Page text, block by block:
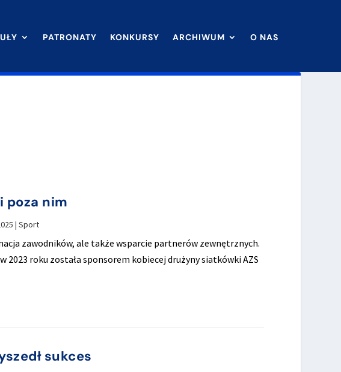
PATRONATY KONKURSY ARCHIWUM O NAS
poza nim
|Sport
zawodników, ale także wsparcie partnerów zewnętrznych.
roku została sponsorem kobiecej drużyny siatkówki AZS
sukces